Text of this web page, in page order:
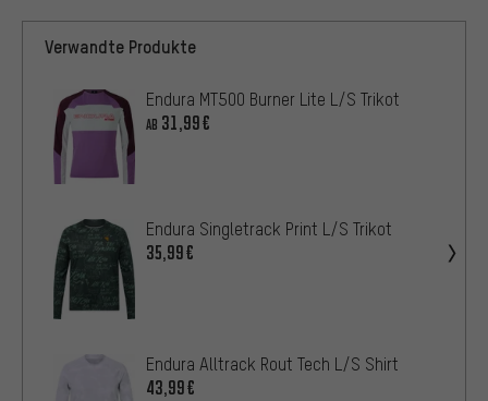
Verwandte Produkte
Endura MT500 Burner Lite L/S Trikot
AB 31,99€
Endura Singletrack Print L/S Trikot
35,99€
Endura Alltrack Rout Tech L/S Shirt
43,99€